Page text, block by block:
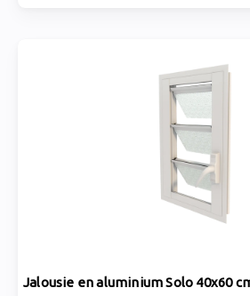
Jalousie en aluminium Solo 40x60